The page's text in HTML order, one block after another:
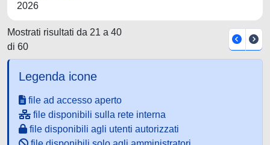
2026
Mostrati risultati da 21 a 40
di 60
Legenda icone
file ad accesso aperto
file disponibili sulla rete interna
file disponibili agli utenti autorizzati